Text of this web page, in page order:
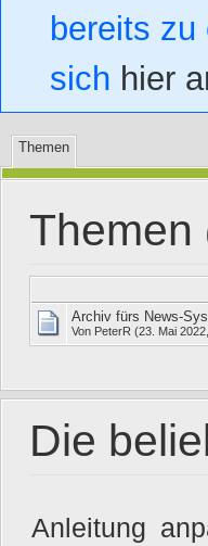
bereits
sich hier
Themen
Themen
Archiv fürs News-
Von PeterR (23. Mai
Die
Anleitung